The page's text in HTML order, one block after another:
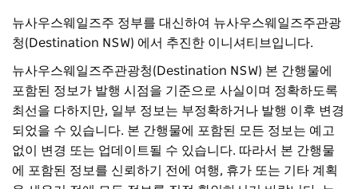
뉴사우스웨일즈주 정부를 대신하여 뉴사우스웨일즈주관광
청(Destination NSW) 에서 추진한 이니셔티브입니다.
뉴사우스웨일즈주관광청(Destination NSW) 본 간행물에
포함된 정보가 발행 시점을 기준으로 사실이며 정확하도록
최선을 다하지만, 일부 정보는 부정확하거나 발행 이후 변경
되었을 수 있습니다. 본 간행물에 포함된 모든 정보는 예고
없이 변경 또는 업데이트될 수 있습니다. 따라서 본 간행물
에 포함된 정보를 신뢰하기 전에 여행, 휴가 또는 기타 계획